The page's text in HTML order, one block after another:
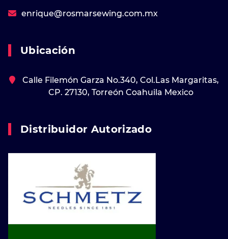
enrique@rosmarsewing.com.mx
Ubicación
Calle Filemón Garza No.340, Col.Las Margaritas,
CP. 27130, Torreón Coahuila Mexico
Distribuidor Autorizado